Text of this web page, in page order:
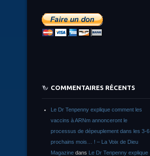
COMMENTAIRES RÉCENTS
Le Dr Tenpenny explique comment les
vaccins à ARNm annonceront le
processus de dépeuplement dans les 3-6
prochains mois… ! – La Voix de Dieu
Magazine dans Le Dr Tenpenny explique